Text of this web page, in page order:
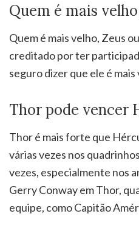
Quem é mais
Quem é mais velho, Zeus
creditado por ter
seguro dizer que ele é
Thor pode vencer
Thor é mais forte que
várias vezes nos
vezes, especialmente nos
Gerry Conway em Thor,
equipe, como Capitão